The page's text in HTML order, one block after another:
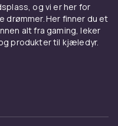
og vi er her for
drømmer. Her finner du et
alt fra gaming, leker
produkter til kjæledyr.